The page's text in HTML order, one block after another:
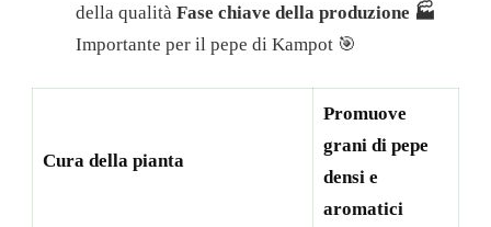
della qualità Fase chiave della produzione 🏭
Importante per il pepe di Kampot 🎯
Cura della pianta
Promuove
grani di pepe
densi e
aromatici